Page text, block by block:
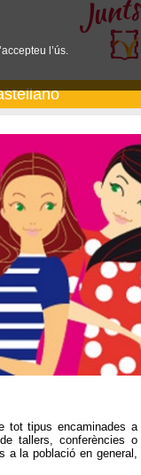
tot tipus encaminades a
tallers, conferències o
a la població en general,
l’ús.